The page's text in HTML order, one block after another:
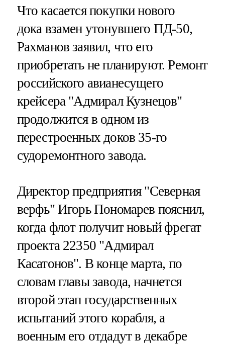
Что касается покупки нового
дока взамен утонувшего ПД-50,
Рахманов заявил, что его
приобретать не планируют. Ремонт
российского авианесущего
крейсера "Адмирал Кузнецов"
продолжится в одном из
перестроенных доков 35-го
судоремонтного завода.
Директор предприятия "Северная
верфь" Игорь Пономарев пояснил,
когда флот получит новый фрегат
проекта 22350 "Адмирал
Касатонов". В конце марта, по
словам главы завода, начнется
второй этап государственных
испытаний этого корабля, а
военным его отдадут в декабре